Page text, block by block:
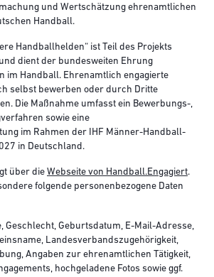
und Wertschätzung ehrenamtlichen
Handball.
Handballhelden“ ist Teil des Projekts
dient der bundesweiten Ehrung
im Handball. Ehrenamtlich engagierte
selbst bewerben oder durch Dritte
Die Maßnahme umfasst ein Bewerbungs-,
sowie eine
im Rahmen der IHF Männer-Handball-
in Deutschland.
über die Webseite von Handball.Engagiert.
folgende personenbezogene Daten
Geschlecht, Geburtsdatum, E-Mail-Adresse,
Landesverbandszugehörigkeit,
Angaben zur ehrenamtlichen Tätigkeit,
hochgeladene Fotos sowie ggf.